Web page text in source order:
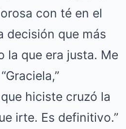
con té en el
decisión que más
la que era justa. Me
hiciste cruzó la
irte. Es definitivo.”